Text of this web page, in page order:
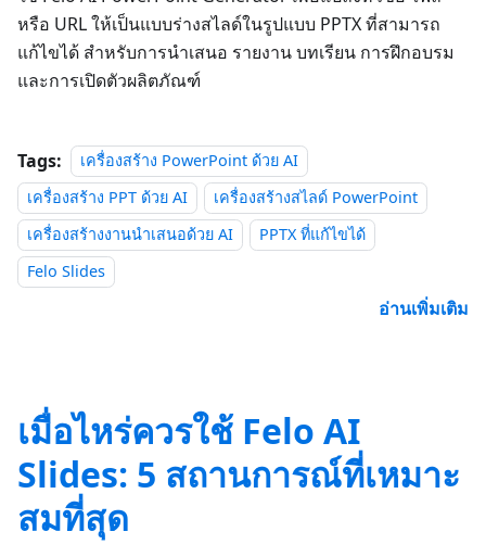
หรือ URL ให้เป็นแบบร่างสไลด์ในรูปแบบ PPTX ที่สามารถ
แก้ไขได้ สำหรับการนำเสนอ รายงาน บทเรียน การฝึกอบรม
และการเปิดตัวผลิตภัณฑ์
Tags:
เครื่องสร้าง PowerPoint ด้วย AI
เครื่องสร้าง PPT ด้วย AI
เครื่องสร้างสไลด์ PowerPoint
เครื่องสร้างงานนำเสนอด้วย AI
PPTX ที่แก้ไขได้
Felo Slides
อ่านเพิ่มเติม
เมื่อไหร่ควรใช้ Felo AI
Slides: 5 สถานการณ์ที่เหมาะ
สมที่สุด